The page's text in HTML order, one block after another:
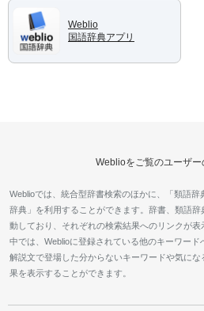
Weblio
国語辞典アプリ
Weblioをご覧のユーザ
Weblioでは、統合型辞書検索のほかに、「類語
辞典」を利用することができます。辞書、類語
動しており、それぞれの検索結果へのリンクが
中では、Weblioに登録されている他のキーワード
解説文で登場した分からないキーワードや気に
果を表示することができます。